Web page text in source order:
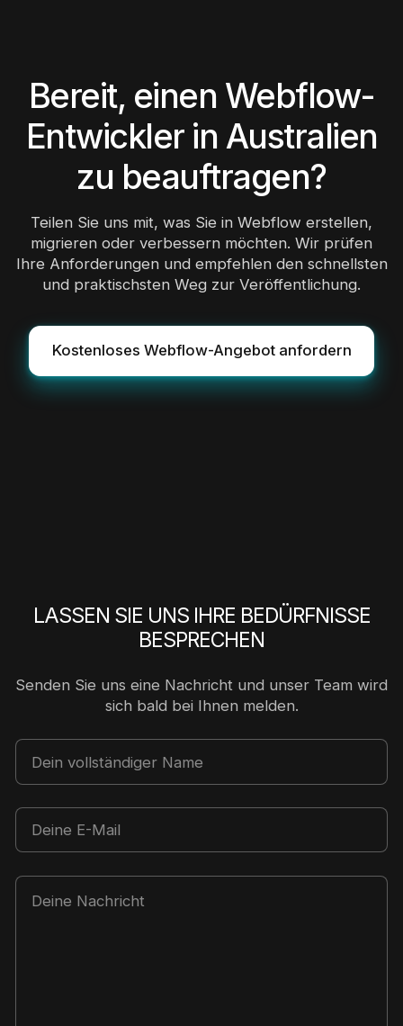
Bereit, einen Webflow-
Entwickler in Australien
zu beauftragen?
Teilen Sie uns mit, was Sie in Webflow erstellen,
migrieren oder verbessern möchten. Wir prüfen
Ihre Anforderungen und empfehlen den schnellsten
und praktischsten Weg zur Veröffentlichung.
Kostenloses Webflow-Angebot anfordern
LASSEN SIE UNS IHRE BEDÜRFNISSE
BESPRECHEN
Senden Sie uns eine Nachricht und unser Team wird
sich bald bei Ihnen melden.